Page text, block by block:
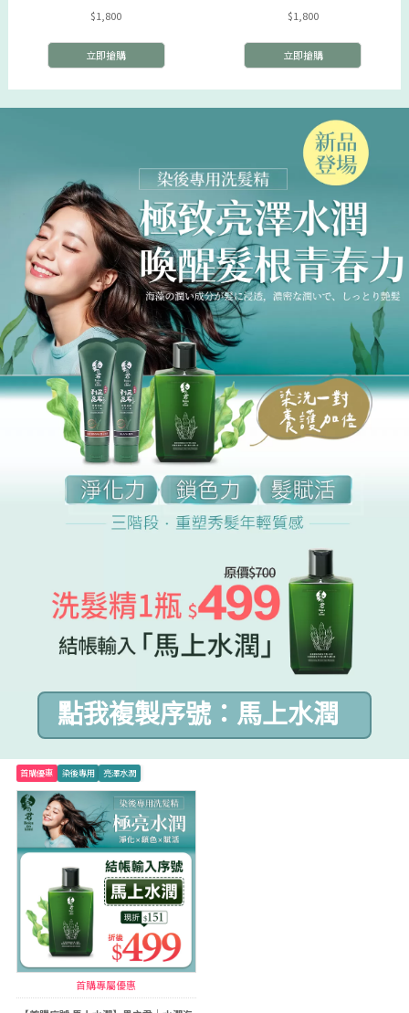
$1,800
立即搶購
$1,800
立即搶購
點我複製序號：馬上水潤
首購優惠 染後專用 亮澤水潤
首購專屬優惠